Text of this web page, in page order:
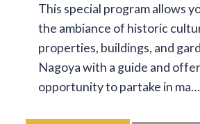
This special program allows
the ambiance of historic
properties, buildings, and
Nagoya with a guide and
opportunity to partake in ma…